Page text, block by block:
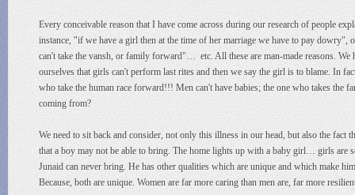
Every conceivable reason that I have come across during our research of people
instance, "if we have a girl then at the time of her marriage we have to pay
can't take the vansh, or family forward"… etc. All these are man-made reasons.
ourselves that girls can't perform last rites and then we say the girl is to blame. In
who take the human race forward!!! Men can't have babies; the one who takes
coming from?
We need to sit back and consider, not only this illness in our head, but also the
that a boy may not be able to bring. The home lights up with a baby girl… girls are
Junaid can never bring. He has other qualities which are unique and which make
Because, both are unique. Women are far more caring than men are, far more